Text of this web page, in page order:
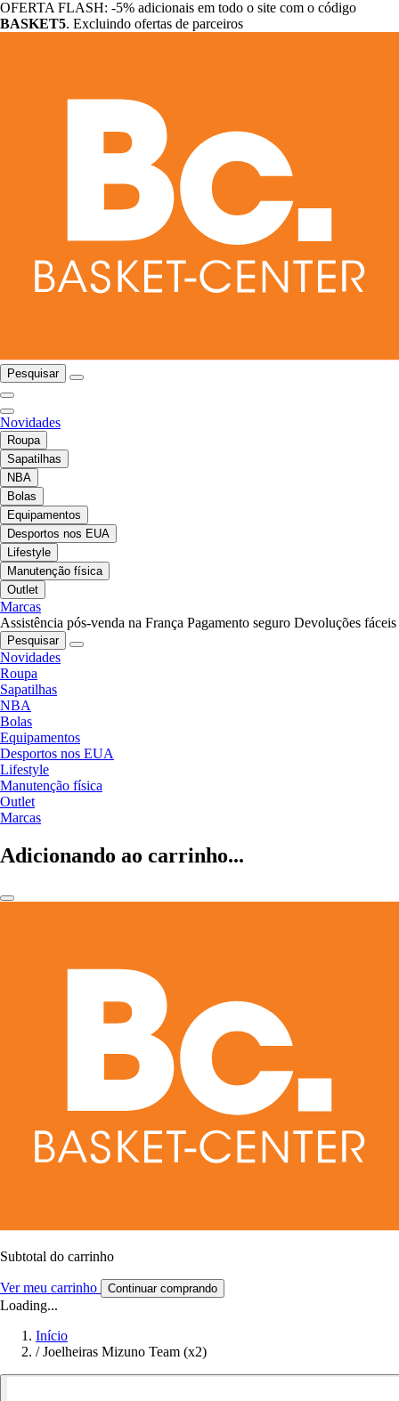
OFERTA FLASH: -5% adicionais em todo o site com o código
BASKET5. Excluindo ofertas de parceiros
Pesquisar
Novidades
Roupa
Sapatilhas
NBA
Bolas
Equipamentos
Desportos nos EUA
Lifestyle
Manutenção física
Outlet
Marcas
Assistência pós-venda na França Pagamento seguro Devoluções fáceis
Pesquisar
Novidades
Roupa
Sapatilhas
NBA
Bolas
Equipamentos
Desportos nos EUA
Lifestyle
Manutenção física
Outlet
Marcas
Adicionando ao carrinho...
Subtotal do carrinho
Ver meu carrinho Continuar comprando
Loading...
Início
/ Joelheiras Mizuno Team (x2)